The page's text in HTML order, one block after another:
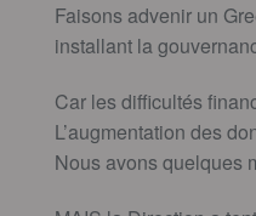
Faisons advenir un
installant la
Car les difficultés
L’augmentation des
Nous avons quelques